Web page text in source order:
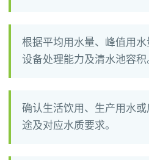
根据平均用水量、峰值用
设备处理能力及清水池容积
确认生活饮用、生产用水
途及对应水质要求。